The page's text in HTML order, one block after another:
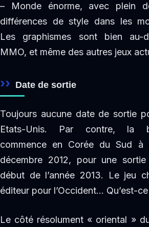
– Monde énorme, avec plein
différences de style dans les
Les graphismes sont bien au-
MMO, et même des autres jeux
Date de sortie
Toujours aucune date de sortie
Etats-Unis. Par contre, la
commence en Corée du Sud
décembre 2012, pour une
début de l’année 2013. Le jeu
éditeur pour l’Occident… Qu’est-
Le côté résolument « oriental »